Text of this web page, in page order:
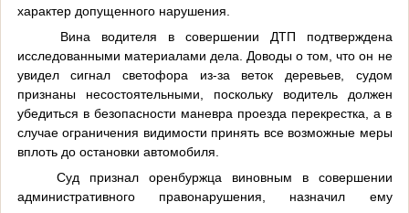
характер допущенного нарушения.
Вина водителя в совершении ДТП подтверждена
исследованными материалами дела. Доводы о том, что он не
увидел сигнал светофора из-за веток деревьев, судом
признаны несостоятельными, поскольку водитель должен
убедиться в безопасности маневра проезда перекрестка, а в
случае ограничения видимости принять все возможные меры
вплоть до остановки автомобиля.
Суд признал оренбуржца виновным в совершении
административного правонарушения, назначил ему